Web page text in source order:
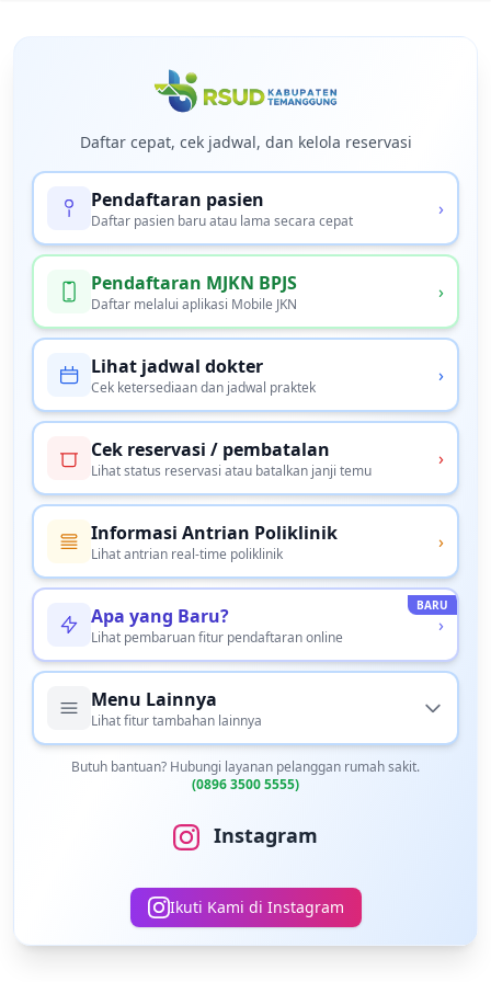
Daftar cepat, cek jadwal, dan kelola reservasi
Pendaftaran pasien
Daftar pasien baru atau lama secara cepat
›
Pendaftaran MJKN BPJS
Daftar melalui aplikasi Mobile JKN
›
Lihat jadwal dokter
Cek ketersediaan dan jadwal praktek
›
Cek reservasi / pembatalan
Lihat status reservasi atau batalkan janji temu
›
Informasi Antrian Poliklinik
Lihat antrian real-time poliklinik
›
BARU
Apa yang Baru?
Lihat pembaruan fitur pendaftaran online
›
Menu Lainnya
Lihat fitur tambahan lainnya
Butuh bantuan? Hubungi layanan pelanggan rumah sakit.
(0896 3500 5555)
Instagram
Ikuti Kami di Instagram